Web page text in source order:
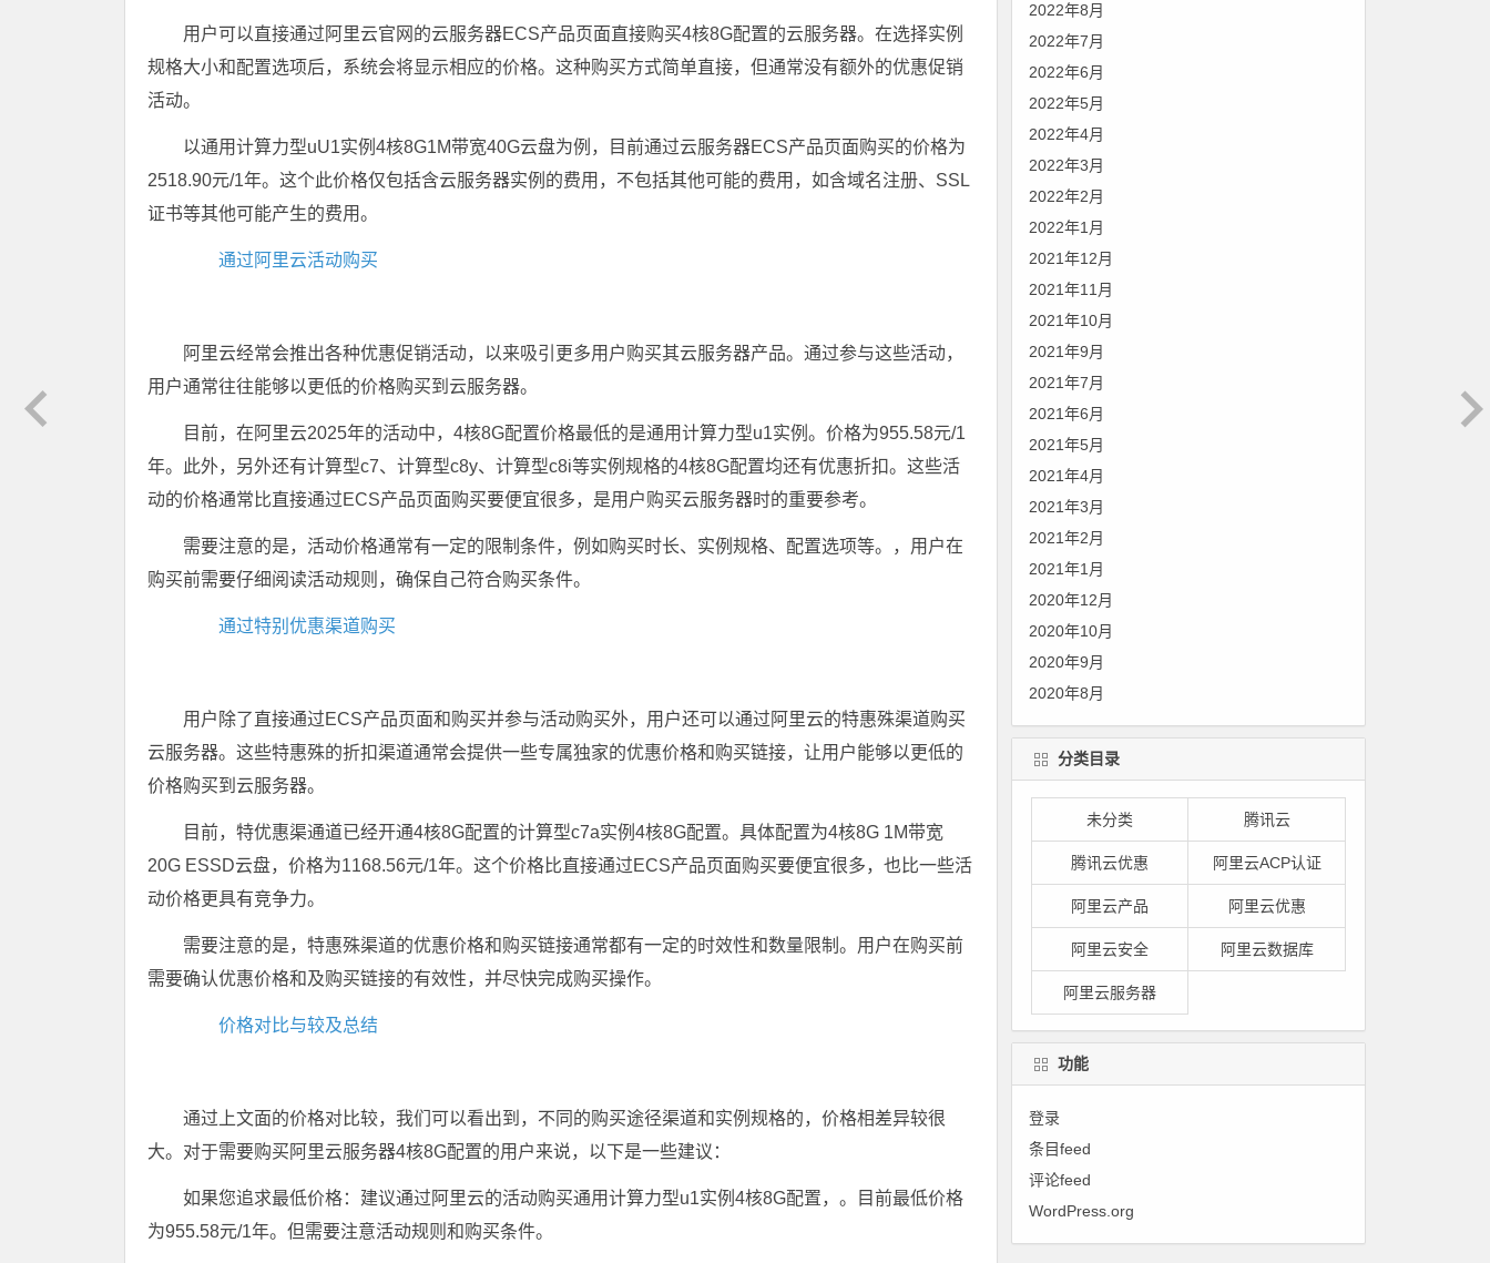
用户可以直接通过阿里云官网的云服务器ECS产品页面直接购买4核8G配置的云服务器。在选择实例
规格大小和配置选项后，系统会将显示相应的价格。这种购买方式简单直接，但通常没有额外的优惠促销
活动。
以通用计算力型uU1实例4核8G1M带宽40G云盘为例，目前通过云服务器ECS产品页面购买的价格为
2518.90元/1年。这个此价格仅包括含云服务器实例的费用，不包括其他可能的费用，如含域名注册、SSL
证书等其他可能产生的费用。
通过阿里云活动购买
阿里云经常会推出各种优惠促销活动，以来吸引更多用户购买其云服务器产品。通过参与这些活动，
用户通常往往能够以更低的价格购买到云服务器。
目前，在阿里云2025年的活动中，4核8G配置价格最低的是通用计算力型u1实例。价格为955.58元/1
年。此外，另外还有计算型c7、计算型c8y、计算型c8i等实例规格的4核8G配置均还有优惠折扣。这些活
动的价格通常比直接通过ECS产品页面购买要便宜很多，是用户购买云服务器时的重要参考。
需要注意的是，活动价格通常有一定的限制条件，例如购买时长、实例规格、配置选项等。，用户在
购买前需要仔细阅读活动规则，确保自己符合购买条件。
通过特别优惠渠道购买
用户除了直接通过ECS产品页面和购买并参与活动购买外，用户还可以通过阿里云的特惠殊渠道购买
云服务器。这些特惠殊的折扣渠道通常会提供一些专属独家的优惠价格和购买链接，让用户能够以更低的
价格购买到云服务器。
目前，特优惠渠通道已经开通4核8G配置的计算型c7a实例4核8G配置。具体配置为4核8G 1M带宽
20G ESSD云盘，价格为1168.56元/1年。这个价格比直接通过ECS产品页面购买要便宜很多，也比一些活
动价格更具有竞争力。
需要注意的是，特惠殊渠道的优惠价格和购买链接通常都有一定的时效性和数量限制。用户在购买前
需要确认优惠价格和及购买链接的有效性，并尽快完成购买操作。
价格对比与较及总结
通过上文面的价格对比较，我们可以看出到，不同的购买途径渠道和实例规格的，价格相差异较很
大。对于需要购买阿里云服务器4核8G配置的用户来说，以下是一些建议：
如果您追求最低价格：建议通过阿里云的活动购买通用计算力型u1实例4核8G配置，。目前最低价格
为955.58元/1年。但需要注意活动规则和购买条件。
2022年8月
2022年7月
2022年6月
2022年5月
2022年4月
2022年3月
2022年2月
2022年1月
2021年12月
2021年11月
2021年10月
2021年9月
2021年7月
2021年6月
2021年5月
2021年4月
2021年3月
2021年2月
2021年1月
2020年12月
2020年10月
2020年9月
2020年8月
分类目录
未分类 腾讯云
腾讯云优惠 阿里云ACP认证
阿里云产品 阿里云优惠
阿里云安全 阿里云数据库
阿里云服务器
功能
登录
条目feed
评论feed
WordPress.org